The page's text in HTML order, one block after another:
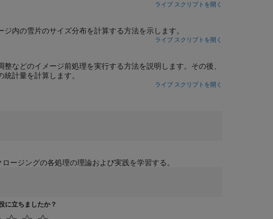
ライブ スクリプトを開く
内の雪片のサイズ分布を計算する方法を示します。
ライブ スクリプトを開く
などのイメージ前処理を実行する方法を説明します。その後、
計量を計算します。
ライブ スクリプトを開く
ージングの各処理の理論および実践を学習する。
に立ちましたか？